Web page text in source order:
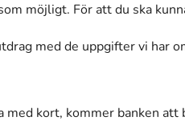
möjligt. För att du ska
med de uppgifter vi har
kort, kommer banken